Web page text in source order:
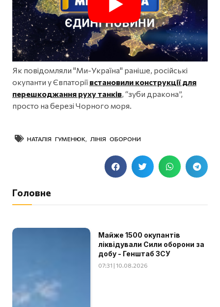
Як повідомляли "Ми-Україна" раніше, російські
окупанти у Євпаторії встановили конструкції для
перешкоджання руху танків, “зуби дракона”,
просто на березі Чорного моря.
НАТАЛІЯ ГУМЕНЮК ЛІНІЯ ОБОРОНИ
Головне
Майже 1500 окупантів
ліквідували Сили оборони за
добу - Генштаб ЗСУ
07:31 | 10.08.2026